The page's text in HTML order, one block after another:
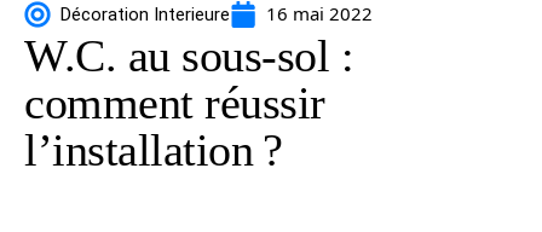
Décoration Interieure 16 mai 2022
W.C. au sous-sol :
comment réussir
l’installation ?